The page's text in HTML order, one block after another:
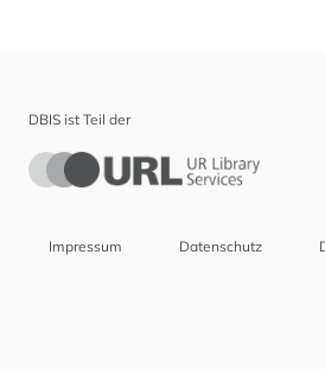
DBIS ist Teil der
Impressum Datenschutz